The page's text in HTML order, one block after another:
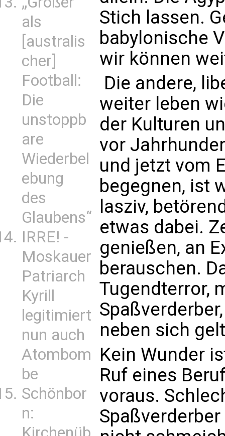
als
[australis
cher]
Football:
Die
unstoppb
are
Wiederbel
ebung
des
Glaubens“
IRRE! -
Moskauer
Patriarch
Kyrill
legitimiert
nun auch
Atombom
be
Schönbor
n:
Stich lassen.
babylonische
wir können
 Die andere,
weiter leben
der Kulturen
vor
und jetzt vom
begegnen, ist
lasziv,
etwas dabei.
genießen, an
berauschen.
Tugendterror,
neben sich
Kein Wunder
Ruf eines
voraus.